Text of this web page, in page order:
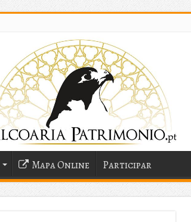
Mapa Online Participar